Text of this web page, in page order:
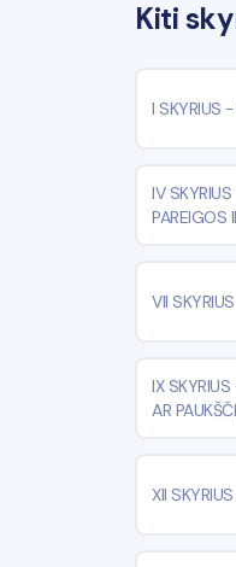
Kiti
I SKYRIUS -
IV SKYRIUS
PAREIGOS
VII SKYRIUS
IX SKYRIUS
AR
XII SKYRIUS